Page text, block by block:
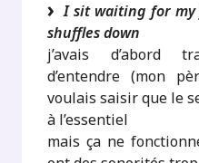
I sit waiting for my
shuffles down
j’avais d’abord
d’entendre (mon
voulais saisir que le
à l’essentiel
mais ça ne